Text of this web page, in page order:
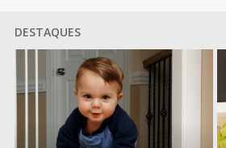
DESTAQUES